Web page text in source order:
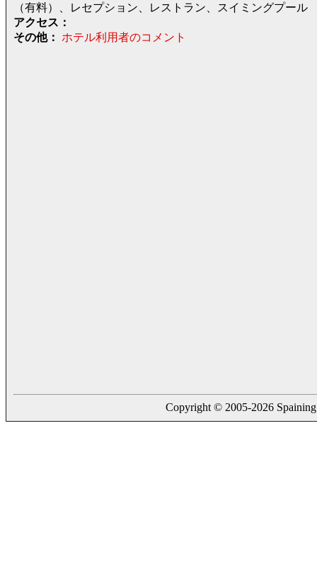
（有料）、レセプション、レストラン、スイミングプール
アクセス：
その他：
ホテル利用者のコメント
Copyright © 2005-2026